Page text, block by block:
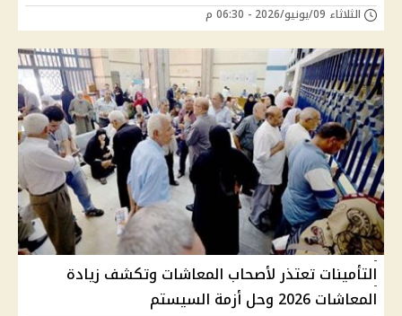
الثلاثاء 09/يونيو/2026 - 06:30 م
التأمينات تعتذر لأصحاب المعاشات وتكشف زيادة
المعاشات 2026 وحل أزمة السيستم